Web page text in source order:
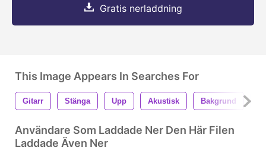
Gratis nerladdning
This Image Appears In Searches For
Gitarr Stänga Upp Akustisk Bakgrund
Användare Som Laddade Ner Den Här Filen
Laddade Även Ner